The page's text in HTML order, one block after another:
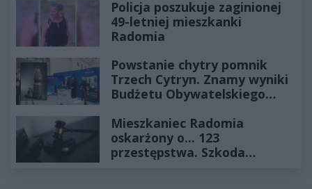
Policja poszukuje zaginionej
49-letniej mieszkanki
Radomia
Powstanie chytry pomnik
Trzech Cytryn. Znamy wyniki
Budżetu Obywatelskiego
Mieszkaniec Radomia
oskarżony o... 123
przestępstwa. Szkoda